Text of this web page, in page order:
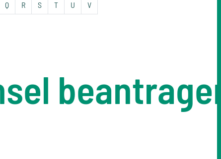
Q R S T U V
beantragen